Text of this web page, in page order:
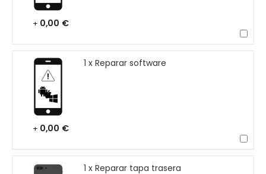
+ 0,00 €
1 x Reparar software
+ 0,00 €
1 x Reparar tapa trasera